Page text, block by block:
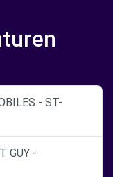
- ST-
GUY -